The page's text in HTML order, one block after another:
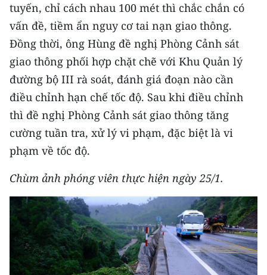
Media Pháp luật
Media Du lịch
Media Thế giới
Media Thể thao
Media Giáo dục
Media Y tế
Media Khoa học - Công nghệ
Media Môi trường
Ảnh
Infographic
tuyến, chỉ cách nhau 100 mét thì chắc chắn có
vấn đề, tiềm ẩn nguy cơ tai nạn giao thông.
Đồng thời, ông Hùng đề nghị Phòng Cảnh sát
giao thông phối hợp chặt chẽ với Khu Quản lý
đường bộ III rà soát, đánh giá đoạn nào cần
điều chỉnh hạn chế tốc độ. Sau khi điều chỉnh
thì đề nghị Phòng Cảnh sát giao thông tăng
cường tuần tra, xử lý vi phạm, đặc biệt là vi
phạm về tốc độ.
Chùm ảnh phóng viên thực hiện ngày 25/1.